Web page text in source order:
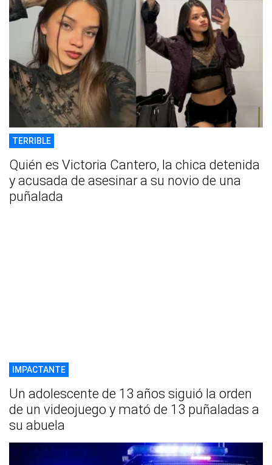
TERRIBLE
Quién es Victoria Cantero, la chica detenida
y acusada de asesinar a su novio de una
puñalada
IMPACTANTE
Un adolescente de 13 años siguió la orden
de un videojuego y mató de 13 puñaladas a
su abuela